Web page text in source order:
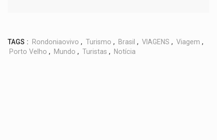
TAGS : Rondoniaovivo , Turismo , Brasil , VIAGENS , Viagem ,
Porto Velho , Mundo , Turistas , Notícia